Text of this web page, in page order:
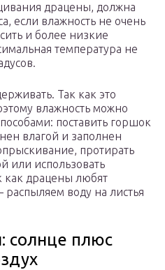
драцены, должна
если влажность не очень
и более низкие
температура не
Так как это
влажность можно
поставить горшок
влагой и заполнен
протирать
или использовать
как драцены любят
воду на листья
солнце плюс